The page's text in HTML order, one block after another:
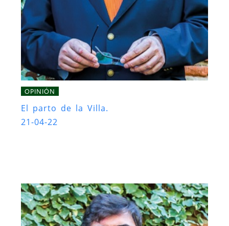
OPINIÓN
El parto de la Villa.
21-04-22